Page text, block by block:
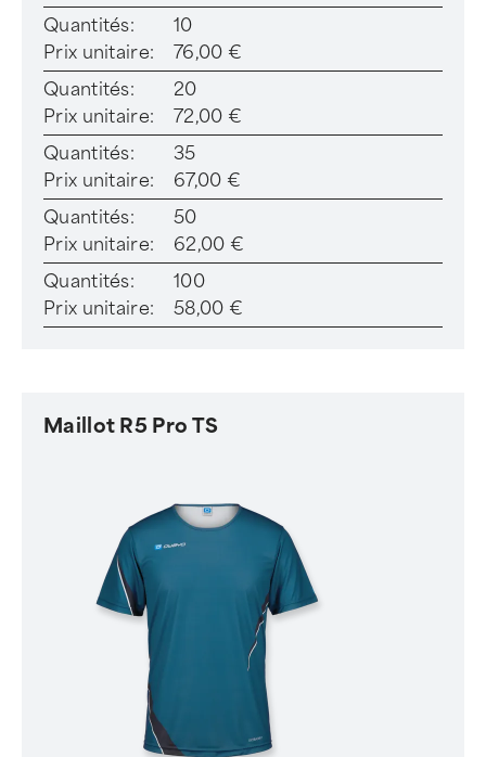
Quantités:
10
Prix unitaire:
76,00 €
Quantités:
20
Prix unitaire:
72,00 €
Quantités:
35
Prix unitaire:
67,00 €
Quantités:
50
Prix unitaire:
62,00 €
Quantités:
100
Prix unitaire:
58,00 €
Maillot R5 Pro TS